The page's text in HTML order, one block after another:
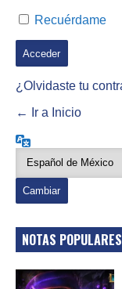
Recuérdame
¿Olvidaste tu
← Ir a Inicio
NOTAS POPULARES